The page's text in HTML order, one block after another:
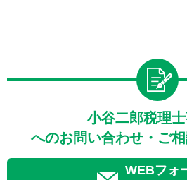
小谷二郎税理
へのお問い合わせ・ご
WEBフォ